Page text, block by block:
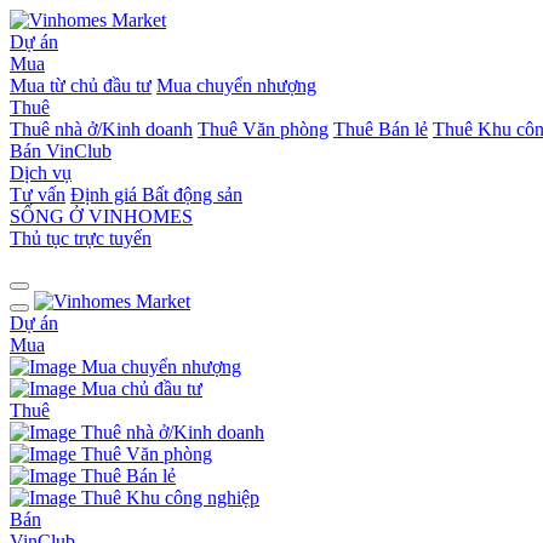
Dự án
Mua
Mua từ chủ đầu tư Mua chuyển nhượng
Thuê
Thuê nhà ở/Kinh doanh Thuê Văn phòng Thuê Bán lẻ Thuê Khu
Bán VinClub
Dịch vụ
Tư vấn Định giá Bất động sản
SỐNG Ở VINHOMES
Thủ tục trực tuyến
Dự án
Mua
Mua chuyển nhượng
Mua chủ đầu tư
Thuê
Thuê nhà ở/Kinh doanh
Thuê Văn phòng
Thuê Bán lẻ
Thuê Khu công nghiệp
Bán